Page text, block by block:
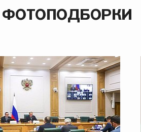
ФОТОПОДБОРКИ